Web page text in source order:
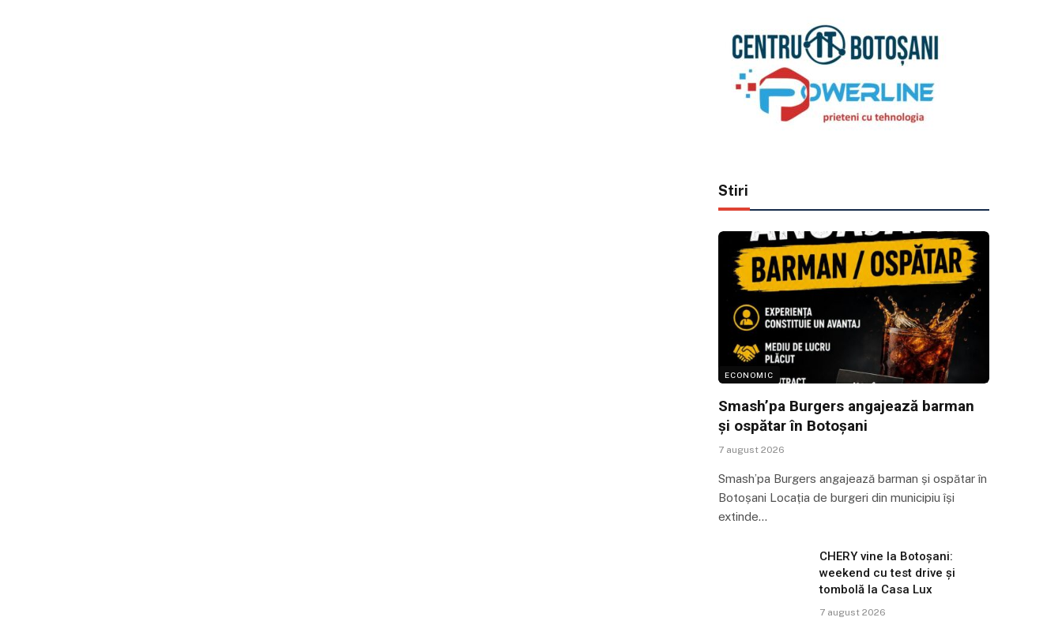
Stiri
ECONOMIC
Smash’pa Burgers angajează barman
și ospătar în Botoșani
7 august 2026
Smash’pa Burgers angajează barman și ospătar în
Botoșani Locația de burgeri din municipiu își
extinde…
CHERY vine la Botoșani:
weekend cu test drive și
tombolă la Casa Lux
7 august 2026